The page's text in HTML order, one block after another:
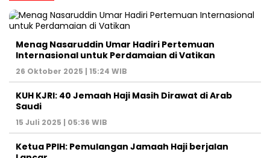
Menag Nasaruddin Umar Hadiri Pertemuan
Internasional untuk Perdamaian di Vatikan
26 Oktober 2025 | 15:24 WIB
KUH KJRI: 40 Jemaah Haji Masih Dirawat di Arab
Saudi
15 Juli 2025 | 05:36 WIB
Ketua PPIH: Pemulangan Jamaah Haji berjalan